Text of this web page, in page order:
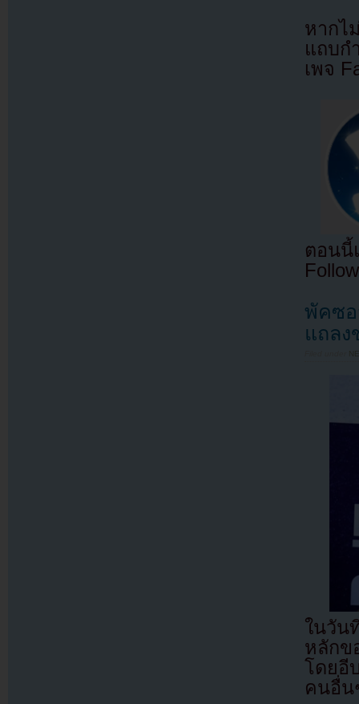
หากไ
แถบก
เพจ
ตอนนี้
พัคซอ
แถลง
ในวัน
หลักข
โดยอี
คนอื่น